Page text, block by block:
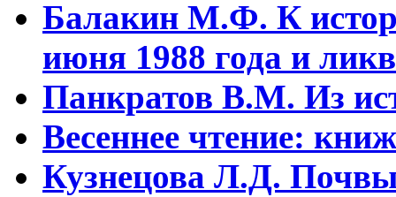
Балакин М.Ф. К
июня 1988 года и
Панкратов В.М. Из
Весеннее чтение:
Кузнецова Л.Д. Почвы